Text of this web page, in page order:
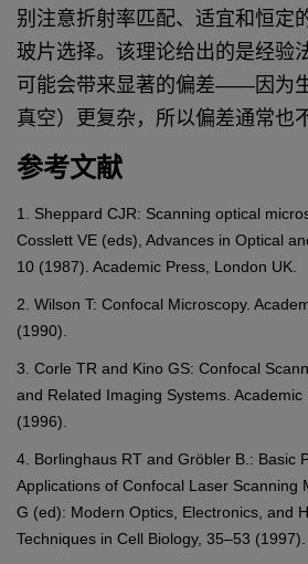
别注意折射率匹配、适宜和恒定
玻片选择。该理论给出的是经验
可能会带来显著的偏差——因为
真空）更复杂，所以偏差通常也
参考文献
1. Sheppard CJR: Scanning optical
Cosslett VE (eds), Advances in Optical
10 (1987). Academic Press, London UK.
2. Wilson T: Confocal Microscopy.
(1990).
3. Corle TR and Kino GS: Confocal
and Related Imaging Systems. Academic
(1996).
4. Borlinghaus RT and Gröbler B.: Basic
Applications of Confocal Laser Scanning
G (ed): Modern Optics, Electronics, and
Techniques in Cell Biology, 35–53